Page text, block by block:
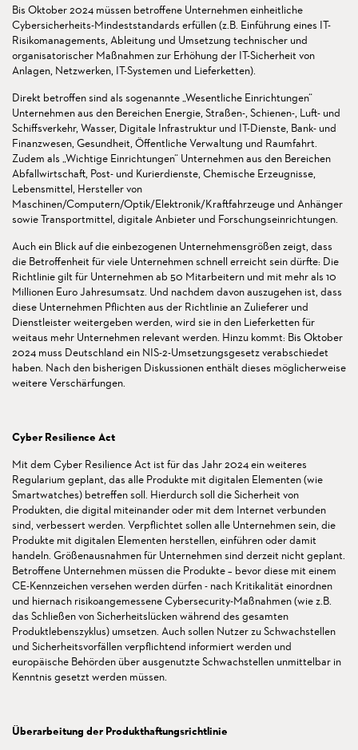
Bis Oktober 2024 müssen betroffene Unternehmen einheitliche
Cybersicherheits-Mindeststandards erfüllen (z.B. Einführung eines IT-
Risikomanagements, Ableitung und Umsetzung technischer und
organisatorischer Maßnahmen zur Erhöhung der IT-Sicherheit von
Anlagen, Netzwerken, IT-Systemen und Lieferketten).
Direkt betroffen sind als sogenannte „Wesentliche Einrichtungen“
Unternehmen aus den Bereichen Energie, Straßen-, Schienen-, Luft- und
Schiffsverkehr, Wasser, Digitale Infrastruktur und IT-Dienste, Bank- und
Finanzwesen, Gesundheit, Öffentliche Verwaltung und Raumfahrt.
Zudem als „Wichtige Einrichtungen“ Unternehmen aus den Bereichen
Abfallwirtschaft, Post- und Kurierdienste, Chemische Erzeugnisse,
Lebensmittel, Hersteller von
Maschinen/Computern/Optik/Elektronik/Kraftfahrzeuge und Anhänger
sowie Transportmittel, digitale Anbieter und Forschungseinrichtungen.
Auch ein Blick auf die einbezogenen Unternehmensgrößen zeigt, dass
die Betroffenheit für viele Unternehmen schnell erreicht sein dürfte: Die
Richtlinie gilt für Unternehmen ab 50 Mitarbeitern und mit mehr als 10
Millionen Euro Jahresumsatz. Und nachdem davon auszugehen ist, dass
diese Unternehmen Pflichten aus der Richtlinie an Zulieferer und
Dienstleister weitergeben werden, wird sie in den Lieferketten für
weitaus mehr Unternehmen relevant werden. Hinzu kommt: Bis Oktober
2024 muss Deutschland ein NIS-2-Umsetzungsgesetz verabschiedet
haben. Nach den bisherigen Diskussionen enthält dieses möglicherweise
weitere Verschärfungen.
Cyber Resilience Act
Mit dem Cyber Resilience Act ist für das Jahr 2024 ein weiteres
Regularium geplant, das alle Produkte mit digitalen Elementen (wie
Smartwatches) betreffen soll. Hierdurch soll die Sicherheit von
Produkten, die digital miteinander oder mit dem Internet verbunden
sind, verbessert werden. Verpflichtet sollen alle Unternehmen sein, die
Produkte mit digitalen Elementen herstellen, einführen oder damit
handeln. Größenausnahmen für Unternehmen sind derzeit nicht geplant.
Betroffene Unternehmen müssen die Produkte – bevor diese mit einem
CE-Kennzeichen versehen werden dürfen - nach Kritikalität einordnen
und hiernach risikoangemessene Cybersecurity-Maßnahmen (wie z.B.
das Schließen von Sicherheitslücken während des gesamten
Produktlebenszyklus) umsetzen. Auch sollen Nutzer zu Schwachstellen
und Sicherheitsvorfällen verpflichtend informiert werden und
europäische Behörden über ausgenutzte Schwachstellen unmittelbar in
Kenntnis gesetzt werden müssen.
Überarbeitung der Produkthaftungsrichtlinie